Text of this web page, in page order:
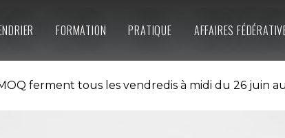
FORMATION PRATIQUE AFFAIRES
ferment tous les vendredis à midi du 26 juin